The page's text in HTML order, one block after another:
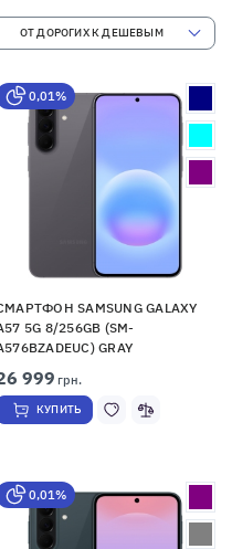
0,01%
SAMSUNG GALAXY
5G 8/256GB (SM-
GRAY
999 грн.
КУПИТЬ
0,01%